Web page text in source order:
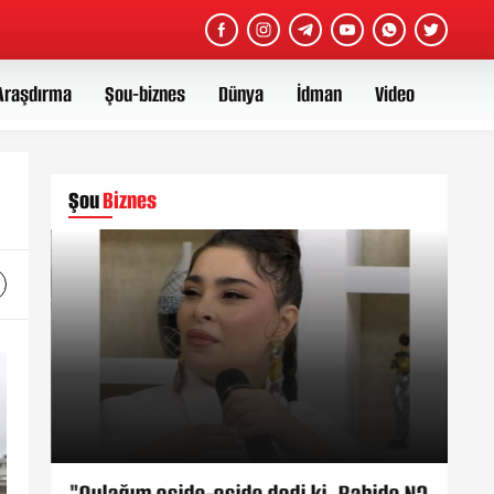
Şou-biznes Dünya İdman Video
ŞouBiznes